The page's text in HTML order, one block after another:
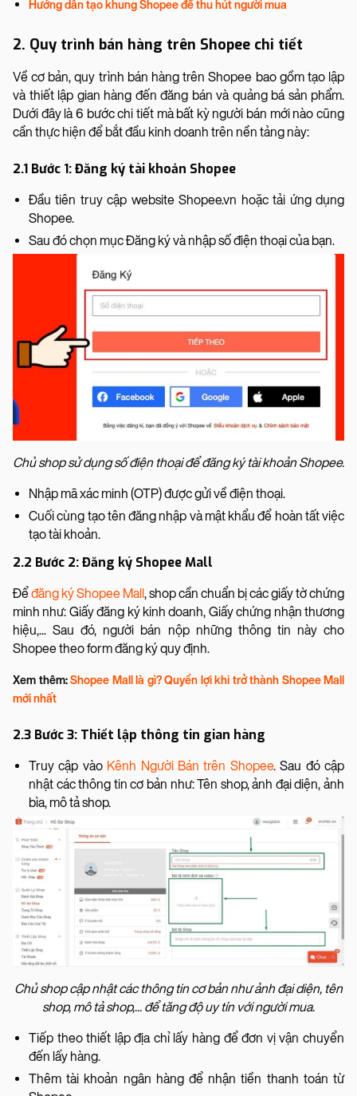
Hướng dẫn tạo khung Shopee để thu hút người mua
2. Quy trình bán hàng trên Shopee chi tiết
Về cơ bản, quy trình bán hàng trên Shopee bao gồm tạo lập
và thiết lập gian hàng đến đăng bán và quảng bá sản phẩm.
Dưới đây là 6 bước chi tiết mà bất kỳ người bán mới nào cũng
cần thực hiện để bắt đầu kinh doanh trên nền tảng này:
2.1 Bước 1: Đăng ký tài khoản Shopee
Đầu tiên truy cập website Shopee.vn hoặc tải ứng dụng
Shopee.
Sau đó chọn mục Đăng ký và nhập số điện thoại của bạn.
Chủ shop sử dụng số điện thoại để đăng ký tài khoản Shopee.
Nhập mã xác minh (OTP) được gửi về điện thoại.
Cuối cùng tạo tên đăng nhập và mật khẩu để hoàn tất việc
tạo tài khoản.
2.2 Bước 2: Đăng ký Shopee Mall
Đểđăng ký Shopee Mall, shop cần chuẩn bị các giấy tờ chứng
minh như: Giấy đăng ký kinh doanh, Giấy chứng nhận thương
hiệu,... Sau đó, người bán nộp những thông tin này cho
Shopee theo form đăng ký quy định.
Xem thêm:Shopee Mall là gì? Quyền lợi khi trở thành Shopee Mall
mới nhất
2.3 Bước 3: Thiết lập thông tin gian hàng
Truy cập vào Kênh Người Bán trên Shopee. Sau đó cập
nhật các thông tin cơ bản như: Tên shop, ảnh đại diện, ảnh
bìa, mô tả shop.
Chủ shop cập nhật các thông tin cơ bản như ảnh đại diện, tên
shop, mô tả shop,... để tăng độ uy tín với người mua.
Tiếp theo thiết lập địa chỉ lấy hàng để đơn vị vận chuyển
đến lấy hàng.
Thêm tài khoản ngân hàng để nhận tiền thanh toán từ